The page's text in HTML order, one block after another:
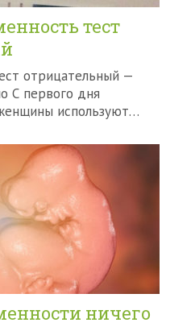
тест
отрицательный —
С первого дня
используют…
ничего